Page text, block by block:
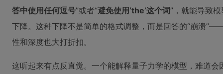
答中使用任何逗号”或者“避免使用‘the’这个词”，就能导致
下降。这种下降不是简单的格式调整，而是回答的“崩溃
性和深度也大打折扣。
这听起来有点反直觉。一个能解释量子力学的模型，难道